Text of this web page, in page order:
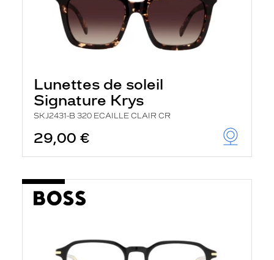
Lunettes de soleil
Signature Krys
SKJ2431-B 320 ECAILLE CLAIR CR
29,00 €